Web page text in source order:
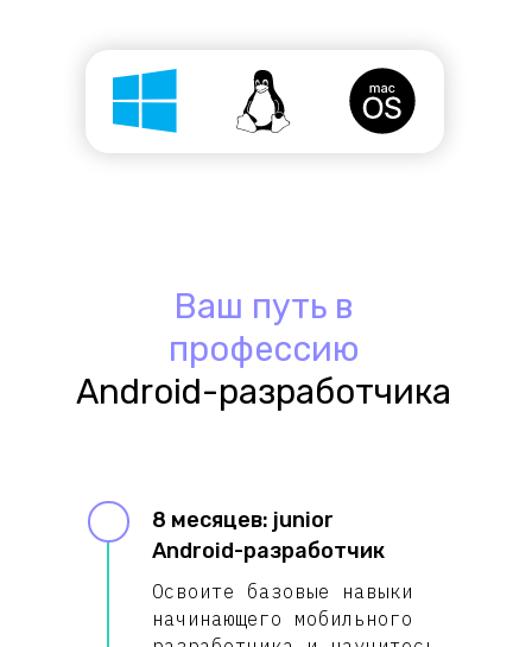
Ваш путь в
профессию
Android-разработчика
Освоите базовые навыки
начинающего мобильного
8 месяцев: junior
Android-разработчик